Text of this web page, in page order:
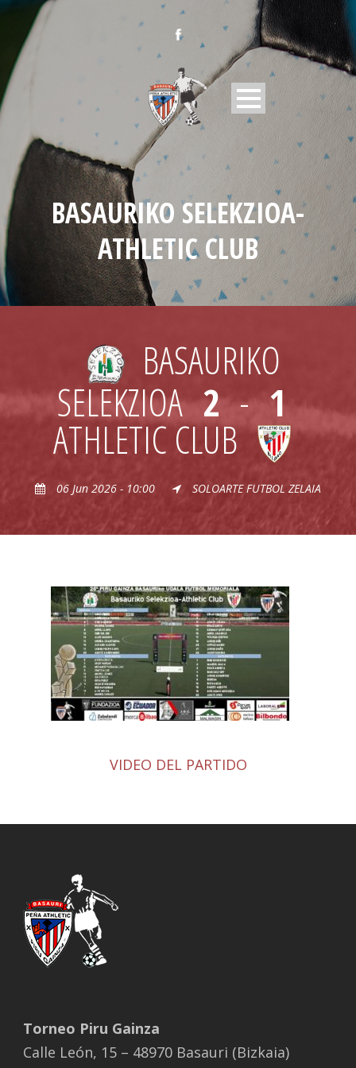
BASAURIKO SELEKZIOA-
ATHLETIC CLUB
BASAURIKO
SELEKZIOA 2 - 1
ATHLETIC CLUB
06 Jun 2026 - 10:00 SOLOARTE FUTBOL ZELAIA
VIDEO DEL PARTIDO
Torneo Piru Gainza
Calle León, 15 – 48970 Basauri (Bizkaia)